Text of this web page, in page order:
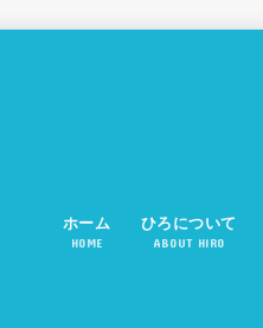
ホーム
HOME
ひろについて
ABOUT HIRO